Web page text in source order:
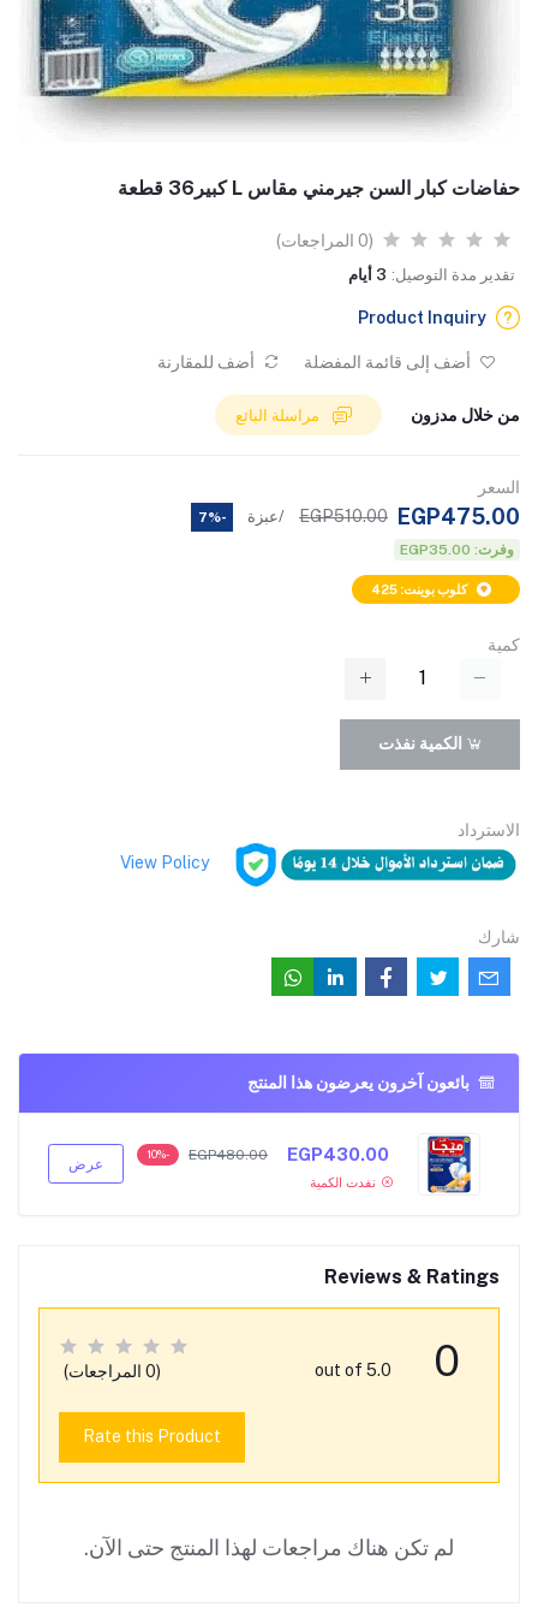
حفاضات كبار السن جيرمني مقاس L كبير36 قطعة
(0 المراجعات)
تقدير مدة التوصيل: 3 أيام
Product Inquiry
أضف إلى قائمة المفضلة أضف للمقارنة
من خلال مدزون
السعر
EGP475.00
EGP510.00 /عبزة -7%
وفرت: EGP35.00
كلوب بوينت: 425
كمية
الكمية نفذت
الاسترداد
View Policy
شارك
بائعون آخرون يعرضون هذا المنتج
EGP430.00
EGP480.00
-10%
نفدت الكمية
عرض
Reviews & Ratings
0
out of 5.0 (0 المراجعات)
Rate this Product
لم تكن هناك مراجعات لهذا المنتج حتى الآن.